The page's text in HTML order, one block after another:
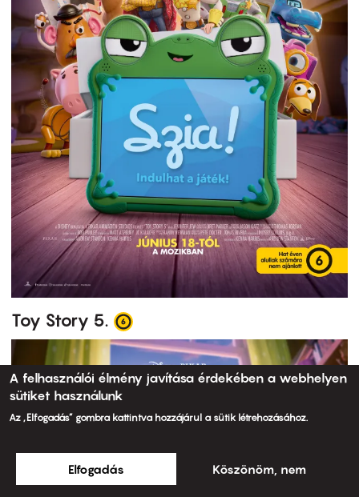
Toy Story 5.
A felhasználói élmény javítása érdekében a webhelyen
sütiket használunk
Az „Elfogadás” gombra kattintva hozzájárul a sütik létrehozásához.
Elfogadás Köszönöm, nem